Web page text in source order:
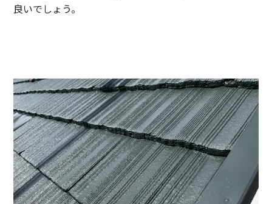
良いでしょう。